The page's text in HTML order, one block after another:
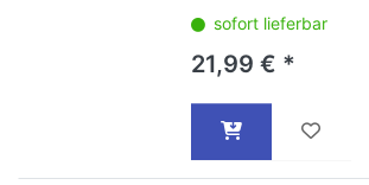
sofort lieferbar
21,99 € *